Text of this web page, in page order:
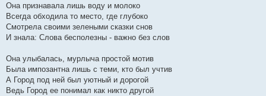
Она признавала лишь воду и молоко
Всегда обходила то место, где глубоко
Смотрела своими зелеными сказки снов
И знала: Слова бесполезны - важно без слов
Она улыбалась, мурлыча простой мотив
Была импозантна лишь с теми, кто был учтив
А Город под ней был уютный и дорогой
Ведь Город ее понимал как никто другой